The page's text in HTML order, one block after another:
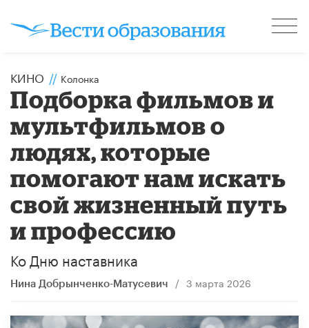
КИНО // Колонка
Подборка фильмов и
мультфильмов о
людях, которые
помогают нам искать
свой жизненный путь
и профессию
Ко Дню наставника
Нина Добрынченко-Матусевич / 3 марта 2026